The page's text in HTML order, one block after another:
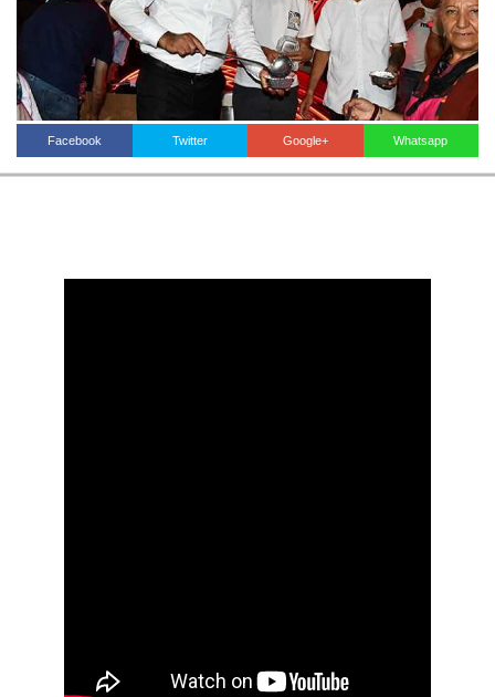
Facebook Twitter Google+ Whatsapp
İLETİŞİM
Haberin Doğru Adresi.